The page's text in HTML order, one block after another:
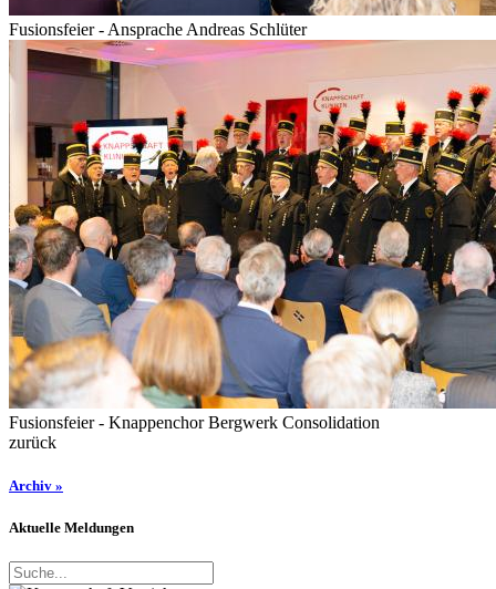
Fusionsfeier - Ansprache Andreas Schlüter
Fusionsfeier - Knappenchor Bergwerk Consolidation
zurück
Archiv »
Aktuelle Meldungen